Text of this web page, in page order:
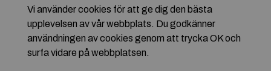
dig till oss. För frågor kring Klarna kan duklicka här
Vi använder cookies för att ge dig den bästa
upplevelsen av vår webbplats. Du godkänner
användningen av cookies genom att trycka OK och
surfa vidare på webbplatsen.